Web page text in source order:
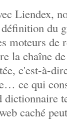
Liendex,
du
moteurs de
la chaîne
c'est-à-
ce qui
dictionnaire
caché